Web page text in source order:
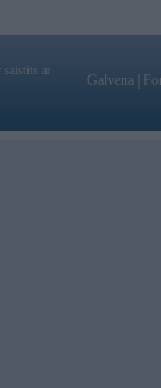
saistīts ar
Galvena